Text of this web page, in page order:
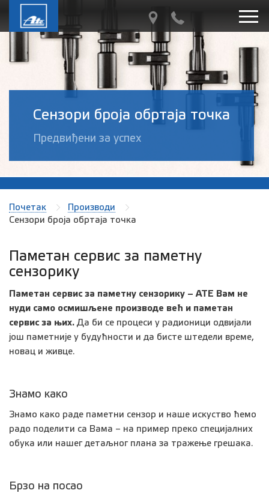
Сензори броја обртаја точка
Предвиђени за успех
Почетак
Производи
Сензори броја обртаја точка
Паметан сервис за паметну
сензорику
Паметан сервис за паметну сензорику – АТЕ Вам не
нуди само осмишљене производе већ и паметан
сервис за њих. Да би се процеси у радионици одвијали
још паметније у будућности и да бисте штедели време,
новац и живце.
Знамо како
Знамо како раде паметни сензор и наше искуство ћемо
радо поделити са Вама – на пример преко специјалних
обука или нашег детаљног плана за тражење грешака.
Брзо на посао